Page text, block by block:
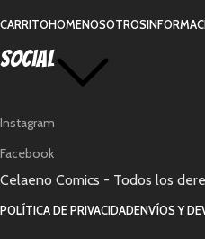
CARRITOHOMENOSOTROS
Social
Instagram
Facebook
Celaeno Comics - Todos los
POLÍTICA DE PRIVACIDADENVÍOS Y